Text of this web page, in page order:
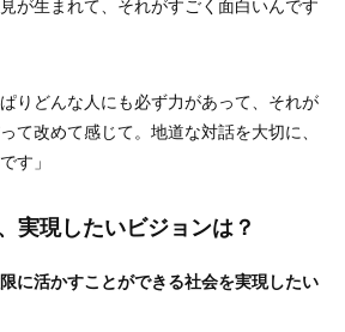
が生まれて、それがすごく面白いんです
りどんな人にも必ず力があって、それが
て改めて感じて。地道な対話を大切に、
す」
実現したいビジョンは？
に活かすことができる社会を実現したい